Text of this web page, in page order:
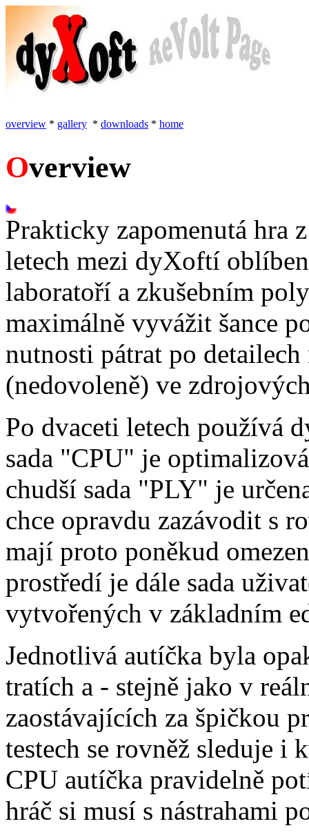
overview * gallery * downloads * home
Overview
Prakticky zapomenutá hra
letech mezi dyXoftí
laboratoří a zkušebním
maximálně vyvážit šance
nutnosti pátrat po detailech
(nedovoleně) ve
Po dvaceti letech používá
sada "CPU" je
chudší sada "PLY" je
chce opravdu zazávodit s
mají proto poněkud
prostředí je dále sada
vytvořených v základním
Jednotlivá autíčka byla
tratích a - stejně jako v
zaostávajících za špičkou
testech se rovněž sleduje i
CPU autíčka pravidelně
hráč si musí s nástrahami